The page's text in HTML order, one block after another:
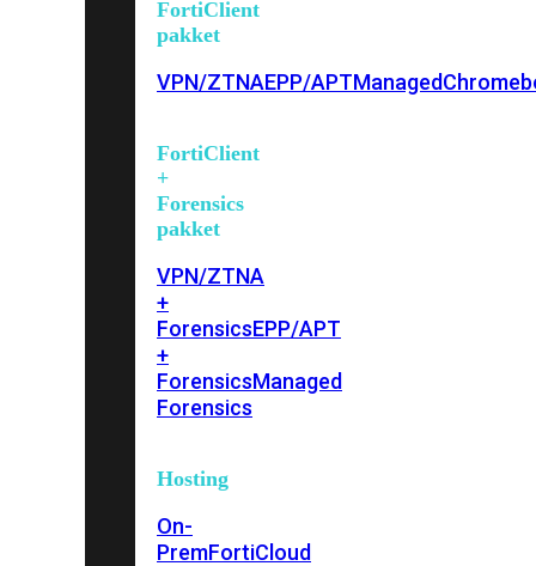
FortiClient
pakket
VPN/ZTNAEPP/APTManaged
FortiClient
+
Forensics
pakket
VPN/ZTNA
+
ForensicsEPP/APT
+
ForensicsManaged
Forensics
Hosting
On-
PremFortiCloud